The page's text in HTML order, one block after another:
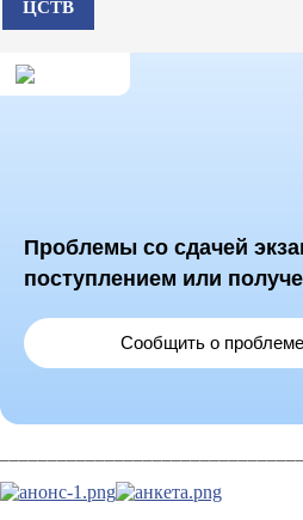
ЦСТВ
Проблемы со сдачей
поступлением или
Сообщить о проблеме